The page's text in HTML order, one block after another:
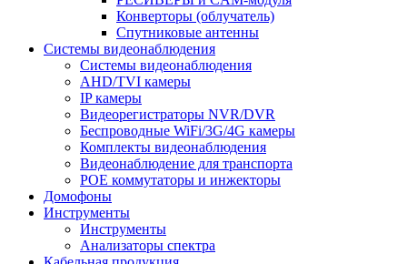
Конверторы (облучатель)
Спутниковые антенны
Системы видеонаблюдения
Системы видеонаблюдения
AHD/TVI камеры
IP камеры
Видеорегистраторы NVR/DVR
Беспроводные WiFi/3G/4G камеры
Комплекты видеонаблюдения
Видеонаблюдение для транспорта
POE коммутаторы и инжекторы
Домофоны
Инструменты
Инструменты
Анализаторы спектра